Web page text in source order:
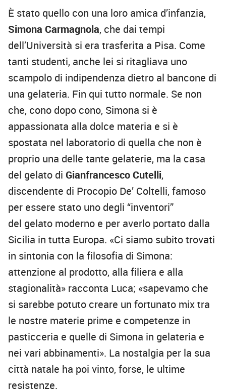
È stato quello con una loro amica d’infanzia,
Simona Carmagnola, che dai tempi
dell’Università si era trasferita a Pisa. Come
tanti studenti, anche lei si ritagliava uno
scampolo di indipendenza dietro al bancone di
una gelateria. Fin qui tutto normale. Se non
che, cono dopo cono, Simona si è
appassionata alla dolce materia e si è
spostata nel laboratorio di quella che non è
proprio una delle tante gelaterie, ma la casa
del gelato di Gianfrancesco Cutelli,
discendente di Procopio De’ Coltelli, famoso
per essere stato uno degli “inventori”
del gelato moderno e per averlo portato dalla
Sicilia in tutta Europa. «Ci siamo subito trovati
in sintonia con la filosofia di Simona:
attenzione al prodotto, alla filiera e alla
stagionalità» racconta Luca; «sapevamo che
si sarebbe potuto creare un fortunato mix tra
le nostre materie prime e competenze in
pasticceria e quelle di Simona in gelateria e
nei vari abbinamenti». La nostalgia per la sua
città natale ha poi vinto, forse, le ultime
resistenze.